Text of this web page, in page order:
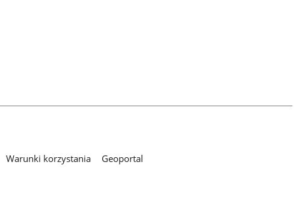
Warunki korzystania
Geoportal